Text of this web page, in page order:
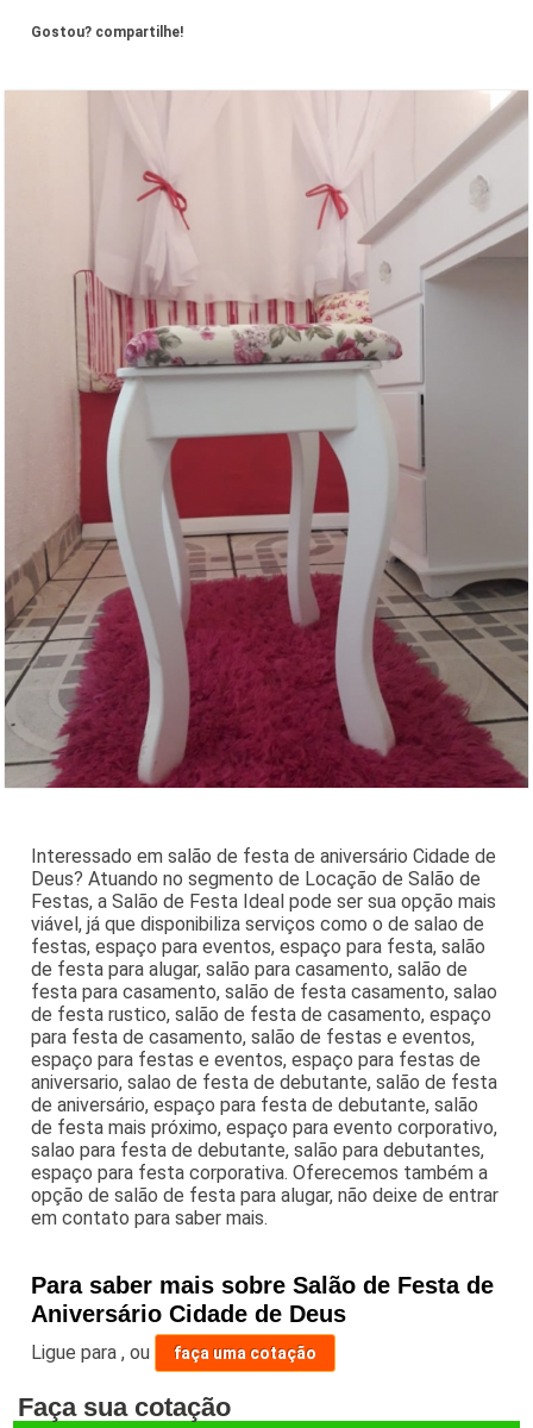
Gostou? compartilhe!
Interessado em salão de festa de aniversário Cidade de
Deus? Atuando no segmento de Locação de Salão de
Festas, a Salão de Festa Ideal pode ser sua opção mais
viável, já que disponibiliza serviços como o de salao de
festas, espaço para eventos, espaço para festa, salão
de festa para alugar, salão para casamento, salão de
festa para casamento, salão de festa casamento, salao
de festa rustico, salão de festa de casamento, espaço
para festa de casamento, salão de festas e eventos,
espaço para festas e eventos, espaço para festas de
aniversario, salao de festa de debutante, salão de festa
de aniversário, espaço para festa de debutante, salão
de festa mais próximo, espaço para evento corporativo,
salao para festa de debutante, salão para debutantes,
espaço para festa corporativa. Oferecemos também a
opção de salão de festa para alugar, não deixe de entrar
em contato para saber mais.
Para saber mais sobre Salão de Festa de
Aniversário Cidade de Deus
Ligue para,ou faça uma cotação
Faça sua cotação